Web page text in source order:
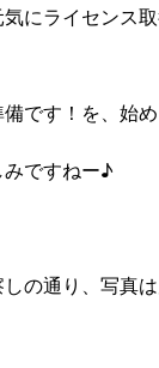
にライセンス
です！を、始
みですねー♪
の通り、写真